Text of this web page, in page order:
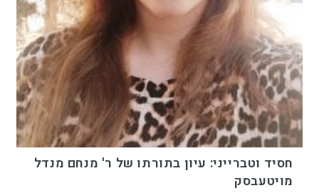
חסיד וטברייני: עיון בתורתו של ר' מנחם מנדל
מויטעבסק